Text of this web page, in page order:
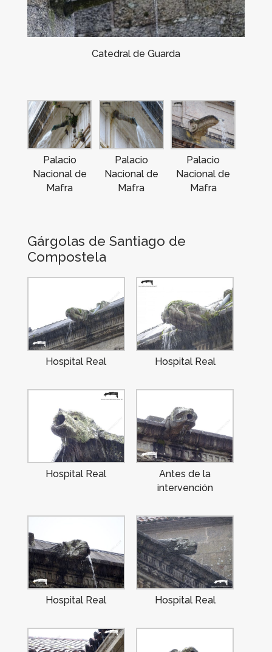
Catedral de Guarda
Palacio
Nacional de
Mafra
Palacio
Nacional de
Mafra
Palacio
Nacional de
Mafra
Gárgolas de Santiago de
Compostela
Hospital Real Hospital Real
Hospital Real
Antes de la
intervención
Hospital Real Hospital Real